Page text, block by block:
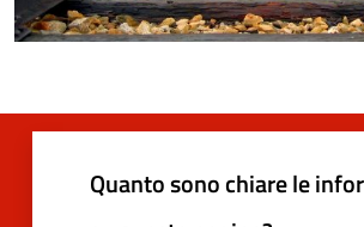
Quanto sono chiare le